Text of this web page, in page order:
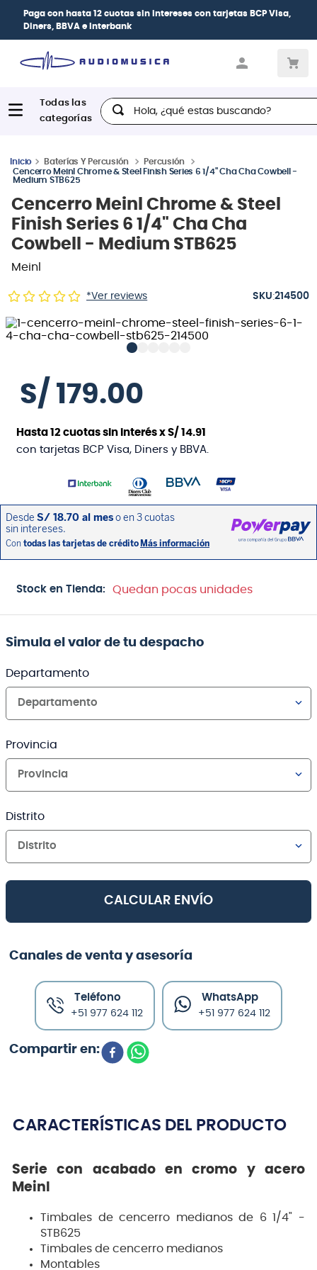
Paga con hasta 12 cuotas sin intereses con tarjetas BCP Visa,
Diners, BBVA e Interbank
Hola, ¿qué estas buscando?
Baterías Y Percusión
Percusión
Cencerro Meinl Chrome & Steel Finish Series 6 1/4" Cha Cha Cowbell -
Medium STB625
Cencerro Meinl Chrome & Steel
Finish Series 6 1/4" Cha Cha
Cowbell - Medium STB625
Meinl
*Ver reviews :214500
S/ 179.00
Hasta12 cuotas sin interés xS/ 14.91
con tarjetas BCP Visa, Diners y BBVA.
Stock en Tienda: Quedan pocas unidades
Simula el valor de tu despacho
Departamento
Departamento
Provincia
Provincia
Distrito
Distrito
CALCULAR ENVÍO
Canales de venta y asesoría
Teléfono
+51 977 624 112
WhatsApp
+51 977 624 112
CARACTERÍSTICAS DEL PRODUCTO
Serie con acabado en cromo y acero
Meinl
Timbales de cencerro medianos de 6 1/4" -
STB625
Timbales de cencerro medianos
Montables